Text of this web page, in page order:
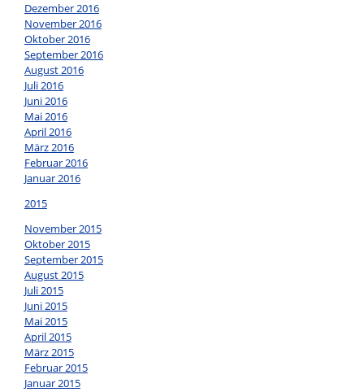
Dezember 2016
November 2016
Oktober 2016
September 2016
August 2016
Juli 2016
Juni 2016
Mai 2016
April 2016
März 2016
Februar 2016
Januar 2016
2015
November 2015
Oktober 2015
September 2015
August 2015
Juli 2015
Juni 2015
Mai 2015
April 2015
März 2015
Februar 2015
Januar 2015